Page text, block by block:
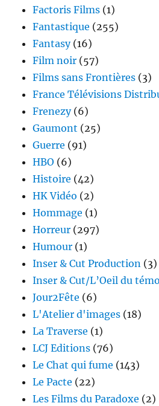
Factoris Films (1)
Fantastique (255)
Fantasy(16)
Film noir (57)
Films sans Frontières (3)
France Télévisions
Frenezy(6)
Gaumont (25)
Guerre (91)
HBO (6)
Histoire (42)
HK Vidéo (2)
Hommage (1)
Horreur (297)
Humour (1)
Inser & Cut Production (3)
Inser & Cut/L’Oeil du
Jour2Fête (6)
L'Atelier d'images (18)
La Traverse (1)
LCJ Editions (76)
Le Chat qui fume (143)
Le Pacte (22)
Les Films du Paradoxe (2)